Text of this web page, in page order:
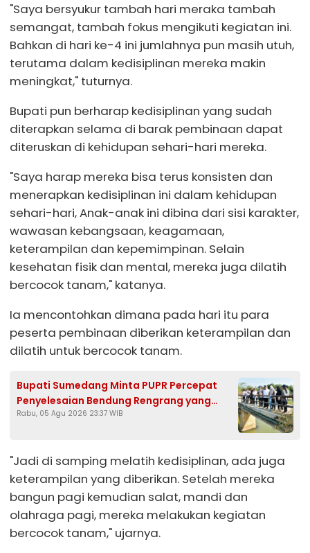
"Saya bersyukur tambah hari meraka tambah
semangat, tambah fokus mengikuti kegiatan ini.
Bahkan di hari ke-4 ini jumlahnya pun masih utuh,
terutama dalam kedisiplinan mereka makin
meningkat," tuturnya.
Bupati pun berharap kedisiplinan yang sudah
diterapkan selama di barak pembinaan dapat
diteruskan di kehidupan sehari-hari mereka.
"Saya harap mereka bisa terus konsisten dan
menerapkan kedisiplinan ini dalam kehidupan
sehari-hari, Anak-anak ini dibina dari sisi karakter,
wawasan kebangsaan, keagamaan,
keterampilan dan kepemimpinan. Selain
kesehatan fisik dan mental, mereka juga dilatih
bercocok tanam," katanya.
Ia mencontohkan dimana pada hari itu para
peserta pembinaan diberikan keterampilan dan
dilatih untuk bercocok tanam.
Bupati Sumedang Minta PUPR Percepat
Penyelesaian Bendung Rengrang yang
Belum Berfungsi Optimal
Rabu, 05 Agu 2026 23:37 WIB
"Jadi di samping melatih kedisiplinan, ada juga
keterampilan yang diberikan. Setelah mereka
bangun pagi kemudian salat, mandi dan
olahraga pagi, mereka melakukan kegiatan
bercocok tanam," ujarnya.